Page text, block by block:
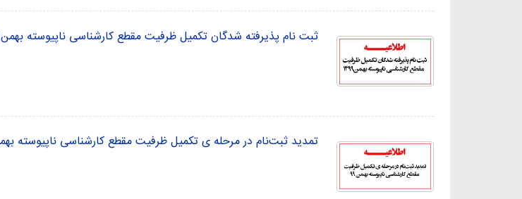
ثبت نام پذیرفته شدگان تکمیل ظرفیت مقطع کارشناسی ناپیوسته بهمن۱۳۹۹
تمدید ثبت‌نام در مرحله ی تکمیل ظرفیت مقطع کارشناسی ناپیوسته بهمن